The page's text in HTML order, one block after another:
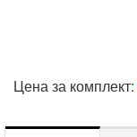
Цена за комплект: